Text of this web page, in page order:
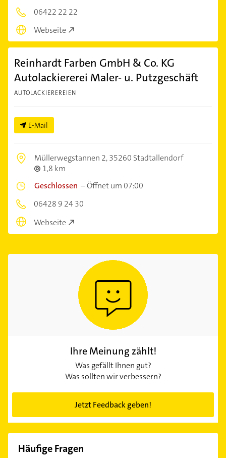
06422 22 22
Webseite
Reinhardt Farben GmbH & Co. KG
Autolackiererei Maler- u. Putzgeschäft
AUTOLACKIEREREIEN
E-Mail
Müllerwegstannen 2,35260 Stadtallendorf
1,8 km
Geschlossen –Öffnet um 07:00
06428 9 24 30
Webseite
Ihre Meinung zählt!
Was gefällt Ihnen gut?
Was sollten wir verbessern?
Jetzt Feedback geben!
Häufige Fragen